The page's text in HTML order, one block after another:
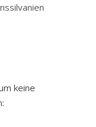
keine